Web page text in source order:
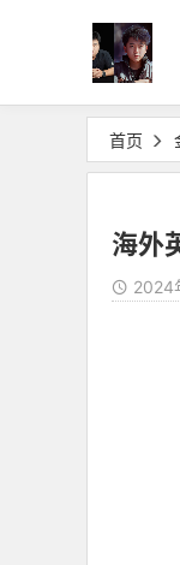
首页
海外
2024